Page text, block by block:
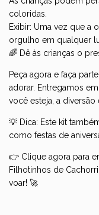
coloridas.
Exibir: Uma vez que a
orgulho em qualquer
🌈 Dê às crianças o
Peça agora e faça
adorar. Entregamos
você esteja, a diversão
💡 Dica: Este kit
como festas de
👉 Clique agora para
Filhotinhos de
voar! 🚀